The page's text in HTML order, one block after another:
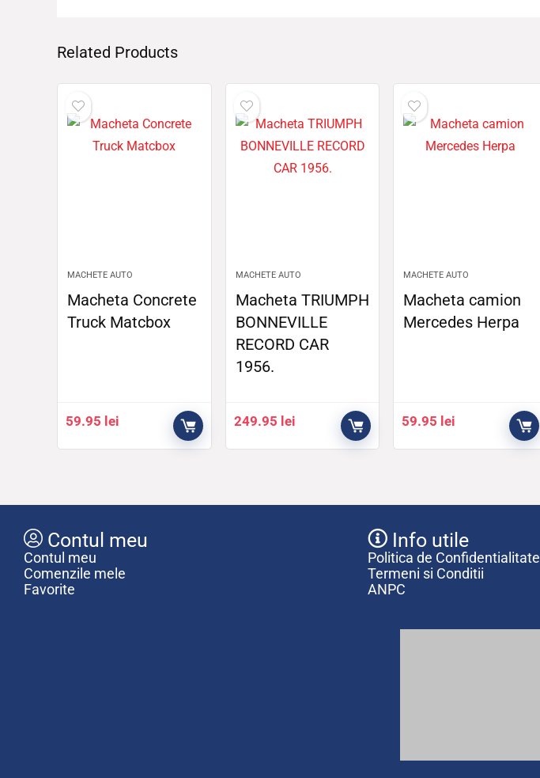
Related Products
MACHETE AUTO
Macheta Concrete
Truck Matcbox
59.95 lei
MACHETE AUTO
Macheta TRIUMPH
BONNEVILLE
RECORD CAR
1956.
249.95 lei
MACHETE AUTO
Macheta camion
Mercedes Herpa
59.95 lei
Contul meu
Contul meu
Comenzile mele
Favorite
Info utile
Politica de Confidentialitate
Termeni si Conditii
ANPC